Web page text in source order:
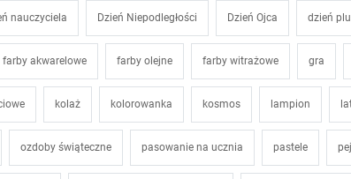
nauczyciela Dzień Niepodległości Dzień Ojca dzień
farby akwarelowe farby olejne farby witrażowe gra
kolaż kolorowanka kosmos lampion
ozdoby świąteczne pasowanie na ucznia pastele